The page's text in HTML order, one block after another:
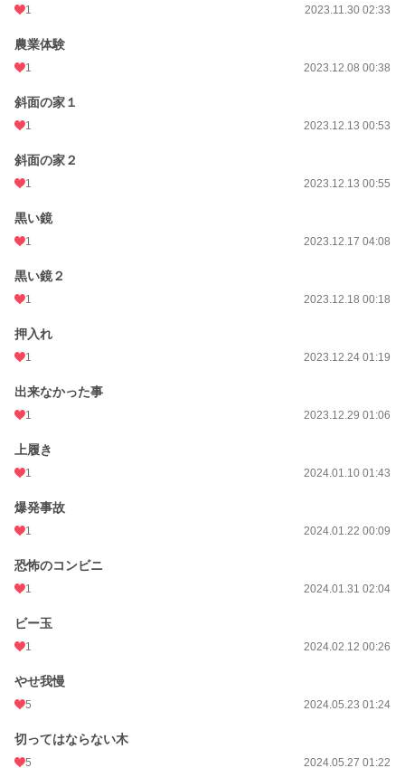
1 2023.11.30 02:33
農業体験
1 2023.12.08 00:38
斜面の家１
1 2023.12.13 00:53
斜面の家２
1 2023.12.13 00:55
黒い鏡
1 2023.12.17 04:08
黒い鏡２
1 2023.12.18 00:18
押入れ
1 2023.12.24 01:19
出来なかった事
1 2023.12.29 01:06
上履き
1 2024.01.10 01:43
爆発事故
1 2024.01.22 00:09
恐怖のコンビニ
1 2024.01.31 02:04
ビー玉
1 2024.02.12 00:26
やせ我慢
5 2024.05.23 01:24
切ってはならない木
5 2024.05.27 01:22